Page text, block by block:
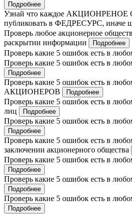
Подробнее
Узнай что каждое АКЦИОНРЕНОЕ
публиковать в ФЕДРЕСУРС, иначе
Проверь любое акционерное
раскрытии информации
Подробнее
Проверь какие 5 ошибок есть в
Проверь какие 5 ошибок есть в
Подробнее
Проверь какие 5 ошибок есть в
АКЦИОНЕРОВ
Подробнее
Проверь какие 5 ошибок есть в
лиц
Подробнее
Проверь какие 5 ошибок есть в
Подробнее
Проверь какие 5 ошибок есть в
заключении акционерного общества
Проверь какие 5 ошибок есть в
Подробнее
Проверь какие 5 ошибок есть в
Подробнее
Проверь какие 5 ошибок есть в
Подробнее